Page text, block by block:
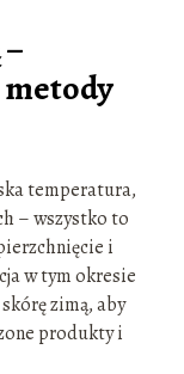
temperatura,
– wszystko to
i
w tym okresie
zimą, aby
produkty i